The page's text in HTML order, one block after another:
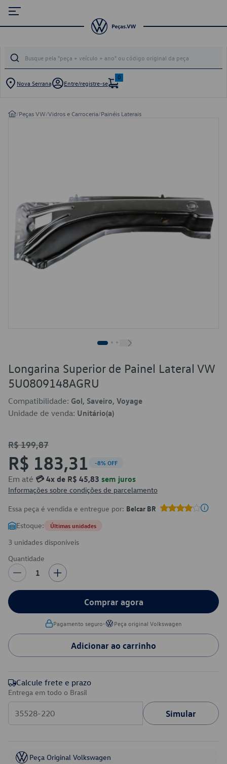
Nova Serrana Entre/registre-se
0
/Peças VW/Vidros e Carroceria/Painéis Laterais
Longarina Superior de Painel Lateral VW
5U0809148AGRU
Compatibilidade: Gol, Saveiro, Voyage
Unidade de venda: Unitário(a)
R$ 199,87
R$ 183,31 -8% OFF
Em até 💳 4x de R$ 45,83 sem juros
Informações sobre condições de parcelamento
Essa peça é vendida e entregue por: Belcar BR
Estoque: Últimas unidades
3 unidades disponíveis
Quantidade
1
Comprar agora
Pagamento seguro• Peça original Volkswagen
Adicionar ao carrinho
Calcule frete e prazo
Entrega em todo o Brasil
Simular
Peça Original Volkswagen